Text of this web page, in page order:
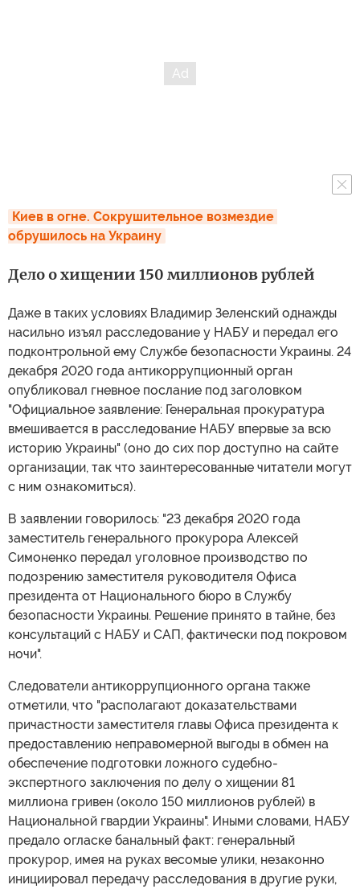
Киев в огне. Сокрушительное возмездие
обрушилось на Украину
Дело о хищении 150 миллионов рублей
Даже в таких условиях Владимир Зеленский однажды
насильно изъял расследование у НАБУ и передал его
подконтрольной ему Службе безопасности Украины. 24
декабря 2020 года антикоррупционный орган
опубликовал гневное послание под заголовком
"Официальное заявление: Генеральная прокуратура
вмешивается в расследование НАБУ впервые за всю
историю Украины" (оно до сих пор доступно на сайте
организации, так что заинтересованные читатели могут
с ним ознакомиться).
В заявлении говорилось: "23 декабря 2020 года
заместитель генерального прокурора Алексей
Симоненко передал уголовное производство по
подозрению заместителя руководителя Офиса
президента от Национального бюро в Службу
безопасности Украины. Решение принято в тайне, без
консультаций с НАБУ и САП, фактически под покровом
ночи".
Следователи антикоррупционного органа также
отметили, что "располагают доказательствами
причастности заместителя главы Офиса президента к
предоставлению неправомерной выгоды в обмен на
обеспечение подготовки ложного судебно-
экспертного заключения по делу о хищении 81
миллиона гривен (около 150 миллионов рублей) в
Национальной гвардии Украины". Иными словами, НАБУ
предало огласке банальный факт: генеральный
прокурор, имея на руках весомые улики, незаконно
инициировал передачу расследования в другие руки,